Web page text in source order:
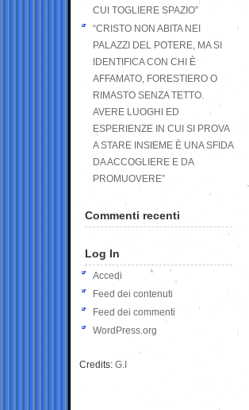
CUI TOGLIERE SPAZIO”
“CRISTO NON ABITA NEI
PALAZZI DEL POTERE, MA SI
IDENTIFICA CON CHI È
AFFAMATO, FORESTIERO O
RIMASTO SENZA TETTO.
AVERE LUOGHI ED
ESPERIENZE IN CUI SI PROVA
A STARE INSIEME È UNA SFIDA
DA ACCOGLIERE E DA
PROMUOVERE”
Commenti recenti
Log In
Accedi
Feed dei contenuti
Feed dei commenti
WordPress.org
Credits: G.I